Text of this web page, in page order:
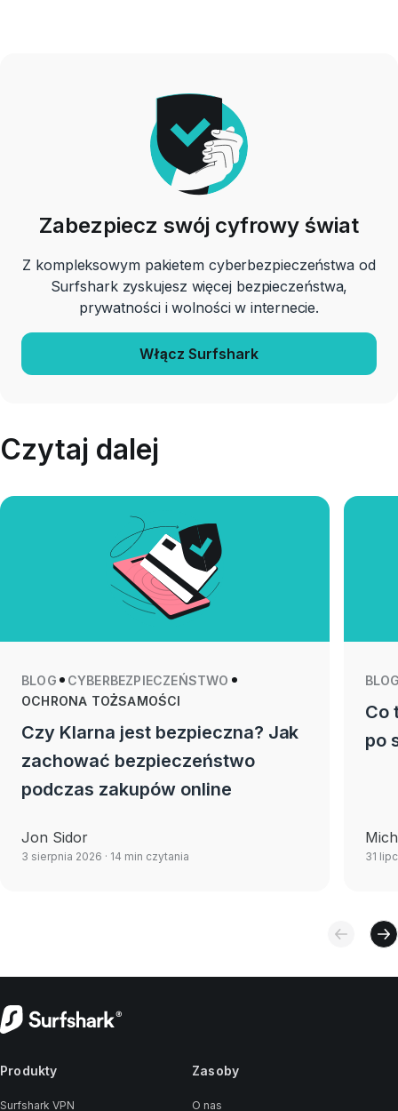
Zabezpiecz swój cyfrowy świat
Z kompleksowym pakietem cyberbezpieczeństwa od
Surfshark zyskujesz więcej bezpieczeństwa,
prywatności i wolności w internecie.
Włącz Surfshark
Czytaj dalej
BLOG
CYBERBEZPIECZEŃSTWO
OCHRONA TOŻSAMOŚCI
Czy Klarna jest bezpieczna? Jak
zachować bezpieczeństwo
podczas zakupów online
Jon Sidor
3 sierpnia 2026 · 14 min czytania
Co
po
31
Produkty
Surfshark VPN
Zasoby
O nas